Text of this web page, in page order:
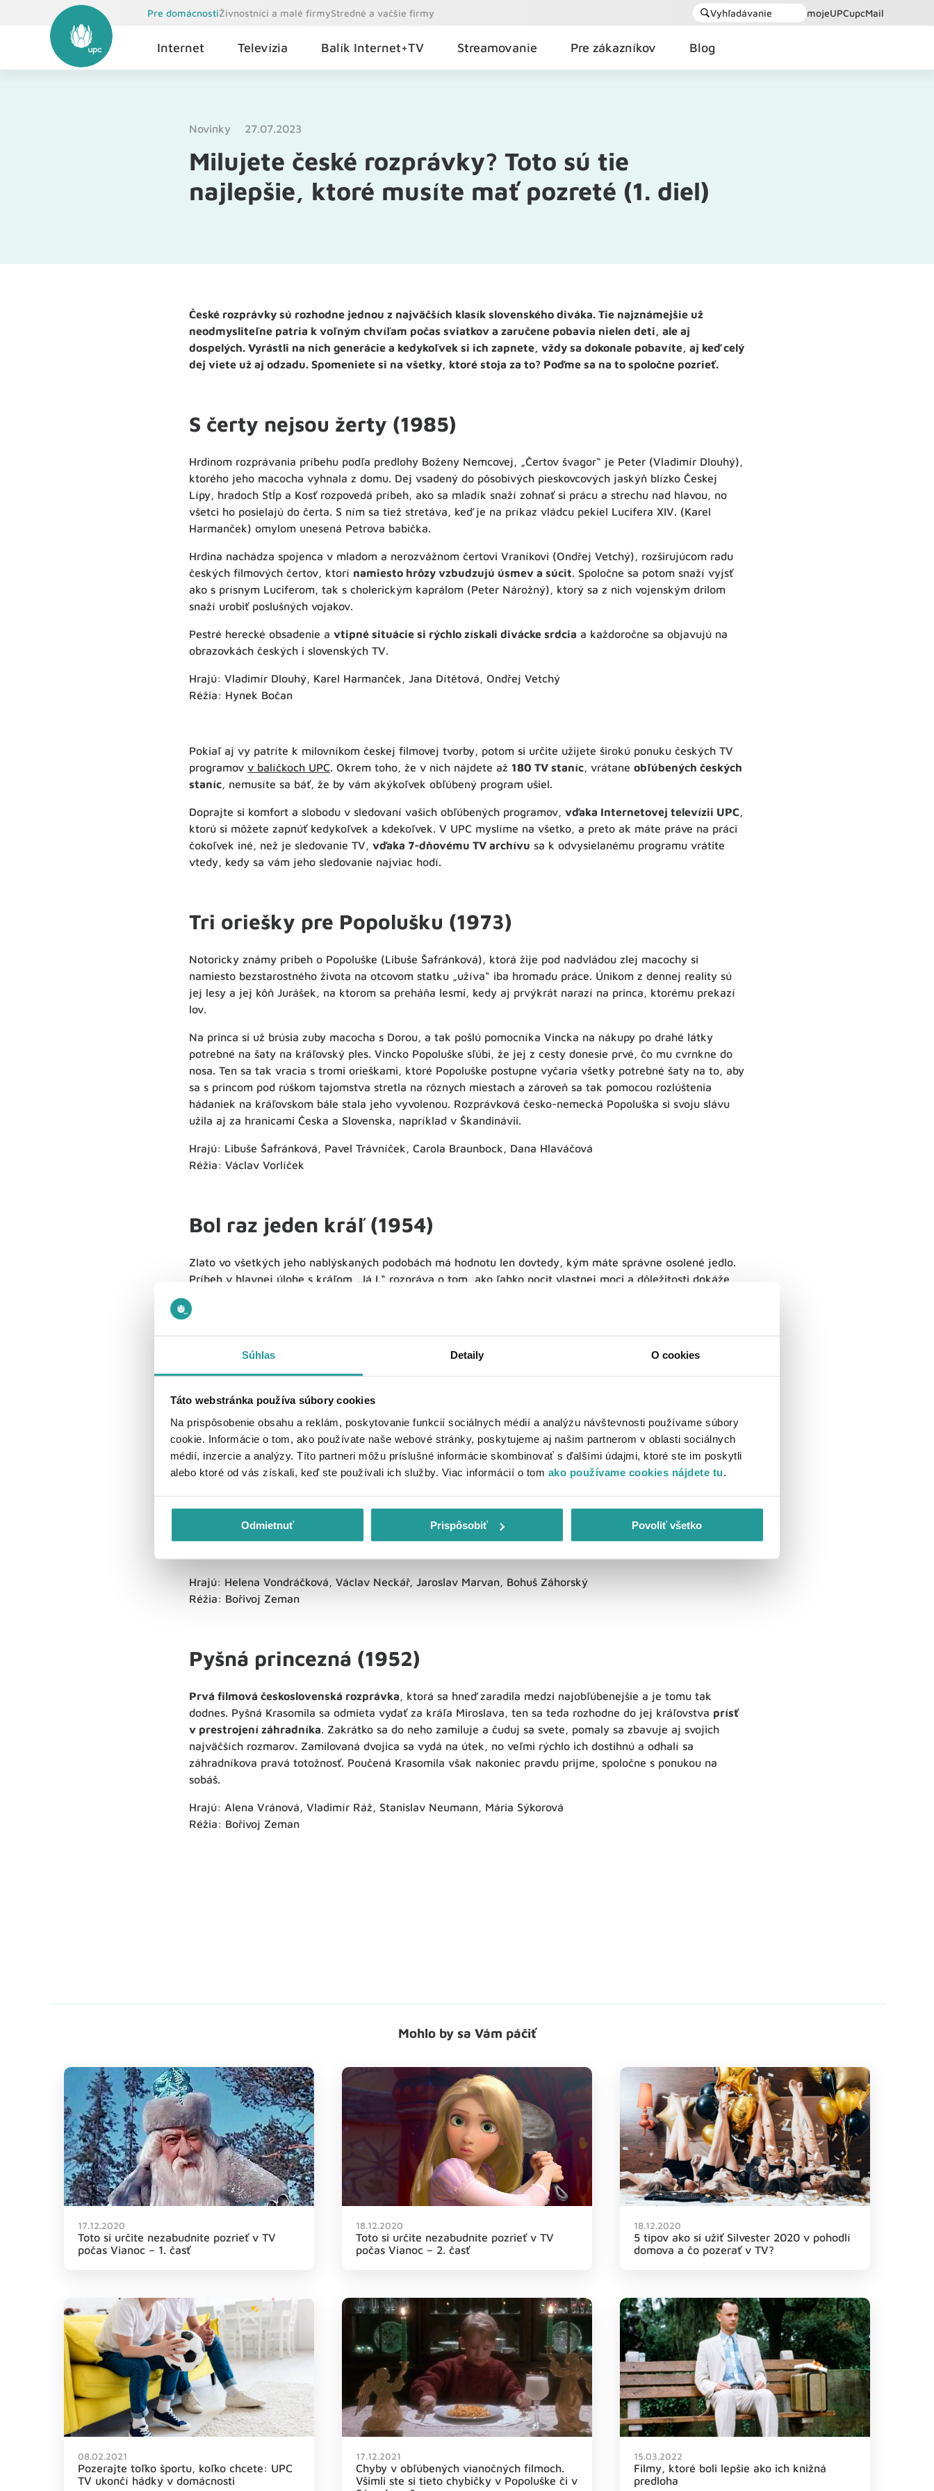
Súhlas Detaily O cookies
Táto webstránka používa súbory cookies
Na prispôsobenie obsahu a reklám, poskytovanie funkcií sociálnych médií a analýzu návštevnosti používame súbory
cookie. Informácie o tom, ako používate naše webové stránky, poskytujeme aj našim partnerom v oblasti sociálnych
médií, inzercie a analýzy. Títo partneri môžu príslušné informácie skombinovať s ďalšími údajmi, ktoré ste im poskytli
alebo ktoré od vás získali, keď ste používali ich služby. Viac informácií o tom ako používame cookies nájdete tu.
Odmietnuť Prispôsobiť Povoliť všetko
Pre domácnostiŽivnostníci a malé firmyStredné a vačšie firmy Vyhľadávanie mojeUPCupcMail
Internet Televízia Balík Internet+TV Streamovanie Pre zákazníkov Blog
Novinky 27.07.2023
Milujete české rozprávky? Toto sú tie
najlepšie, ktoré musíte mať pozreté (1. diel)
České rozprávky sú rozhodne jednou z najväčších klasík slovenského diváka. Tie najznámejšie už
neodmysliteľne patria k voľným chvíľam počas sviatkov a zaručene pobavia nielen deti, ale aj
dospelých. Vyrástli na nich generácie a kedykoľvek si ich zapnete, vždy sa dokonale pobavíte, aj keď celý
dej viete už aj odzadu. Spomeniete si na všetky, ktoré stoja za to? Poďme sa na to spoločne pozrieť.
S čerty nejsou žerty (1985)
Hrdinom rozprávania príbehu podľa predlohy Boženy Nemcovej, „Čertov švagor“ je Peter (Vladimír Dlouhý),
ktorého jeho macocha vyhnala z domu. Dej vsadený do pôsobivých pieskovcových jaskýň blízko Českej
Lípy, hradoch Stĺp a Kosť rozpovedá príbeh, ako sa mladík snaží zohnať si prácu a strechu nad hlavou, no
všetci ho posielajú do čerta. S ním sa tiež stretáva, keď je na príkaz vládcu pekiel Lucifera XIV. (Karel
Harmanček) omylom unesená Petrova babička.
Hrdina nachádza spojenca v mladom a nerozvážnom čertovi Vraníkovi (Ondřej Vetchý), rozširujúcom radu
českých filmových čertov, ktorí namiesto hrôzy vzbudzujú úsmev a súcit. Spoločne sa potom snaží vyjsť
ako s prísnym Luciferom, tak s cholerickým kaprálom (Peter Nárožný), ktorý sa z nich vojenským drilom
snaží urobiť poslušných vojakov.
Pestré herecké obsadenie a vtipné situácie si rýchlo získali divácke srdcia a každoročne sa objavujú na
obrazovkách českých i slovenských TV.
Hrajú: Vladimír Dlouhý, Karel Harmanček, Jana Dítětová, Ondřej Vetchý
Réžia: Hynek Bočan
Pokiaľ aj vy patríte k milovníkom českej filmovej tvorby, potom si určite užijete širokú ponuku českých TV
programov v balíčkoch UPC. Okrem toho, že v nich nájdete až 180 TV staníc, vrátane obľúbených českých
staníc, nemusíte sa báť, že by vám akýkoľvek obľúbený program ušiel.
Doprajte si komfort a slobodu v sledovaní vašich obľúbených programov, vďaka Internetovej televízii UPC,
ktorú si môžete zapnúť kedykoľvek a kdekoľvek. V UPC myslíme na všetko, a preto ak máte práve na práci
čokoľvek iné, než je sledovanie TV, vďaka 7-dňovému TV archívu sa k odvysielanému programu vrátite
vtedy, kedy sa vám jeho sledovanie najviac hodí.
Tri oriešky pre Popolušku (1973)
Notoricky známy príbeh o Popoluške (Libuše Šafránková), ktorá žije pod nadvládou zlej macochy si
namiesto bezstarostného života na otcovom statku „užíva“ iba hromadu práce. Únikom z dennej reality sú
jej lesy a jej kôň Jurášek, na ktorom sa preháňa lesmi, kedy aj prvýkrát narazí na princa, ktorému prekazí
lov.
Na princa si už brúsia zuby macocha s Dorou, a tak pošlú pomocníka Vincka na nákupy po drahé látky
potrebné na šaty na kráľovský ples. Vincko Popoluške sľúbi, že jej z cesty donesie prvé, čo mu cvrnkne do
nosa. Ten sa tak vracia s tromi orieškami, ktoré Popoluške postupne vyčaria všetky potrebné šaty na to, aby
sa s princom pod rúškom tajomstva stretla na rôznych miestach a zároveň sa tak pomocou rozlúštenia
hádaniek na kráľovskom bále stala jeho vyvolenou. Rozprávková česko-nemecká Popoluška si svoju slávu
užila aj za hranicami Česka a Slovenska, napríklad v Škandinávii.
Hrajú: Libuše Šafránková, Pavel Trávníček, Carola Braunbock, Dana Hlaváčová
Réžia: Václav Vorlíček
Bol raz jeden kráľ (1954)
Zlato vo všetkých jeho nablýskaných podobách má hodnotu len dovtedy, kým máte správne osolené jedlo.
Príbeh v hlavnej úlohe s kráľom „Já I.“ rozpráva o tom, ako ľahko pocit vlastnej moci a dôležitosti dokáže
kameňmi.
Hrajú: Ján Werich, Milena Dvorská, Miroslav Horníček, Miloš Kopecký
Réžia: Bořivoj Zeman
Šialene smutná princezná (1968)
Šialene smutná princezná je vlastnešialene zábavná rozprávka, ktorá ukazuje na to, že dohodnutá svadba
ju otec nakoniec vydá za svojho milovaného. Pod rúškom nepoznania, tajomstva a množstva komplikácií s
radcami kráľov Ypsilon a Iks sa však stane nečakané a vďaka láskavej opatrovateľke sa
Hrajú: Helena Vondráčková, Václav Neckář, Jaroslav Marvan, Bohuš Záhorský
Réžia: Bořivoj Zeman
Pyšná princezná (1952)
Prvá filmová československá rozprávka , ktorá sa hneď zaradila medzi najobľúbenejšie a je tomu tak
dodnes. Pyšná Krasomila sa odmieta vydať za kráľa Miroslava, ten sa teda rozhodne do jej kráľovstva prísť
v prestrojení záhradníka . Zakrátko sa do neho zamiluje a čuduj sa svete, pomaly sa zbavuje aj svojich
najväčších rozmarov. Zamilovaná dvojica sa vydá na útek, no veľmi rýchlo ich dostihnú a odhalí sa
záhradníkova pravá totožnosť. Poučená Krasomila však nakoniec pravdu prijme, spoločne s ponukou na
sobáš.
Hrajú: Alena Vránová, Vladimír Ráž, Stanislav Neumann, Mária Sýkorová
Réžia: Bořivoj Zeman
Mohlo by sa Vám páčiť
17.12.2020
Toto si určite nezabudnite pozrieť v TV
počas Vianoc – 1. časť
18.12.2020
Toto si určite nezabudnite pozrieť v TV
počas Vianoc – 2. časť
18.12.2020
5 tipov ako si užiť Silvester 2020 v pohodlí
domova a čo pozerať v TV?
08.02.2021
Pozerajte toľko športu, koľko chcete: UPC
TV ukončí hádky v domácnosti
17.12.2021
Chyby v obľúbených vianočných filmoch.
Všimli ste si tieto chybičky v Popoluške či v
15.03.2022
Filmy, ktoré boli lepšie ako ich knižná
predloha